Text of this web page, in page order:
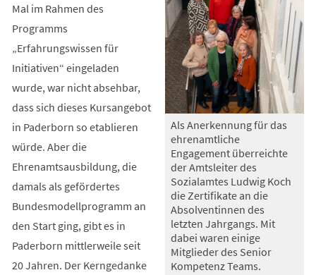
Als Anerkennung für das
ehrenamtliche
Engagement überreichte
der Amtsleiter des
Sozialamtes Ludwig Koch
die Zertifikate an die
Absolventinnen des
letzten Jahrgangs. Mit
dabei waren einige
Mitglieder des Senior
Kompetenz Teams.
Mal im Rahmen des
Programms
„Erfahrungswissen für
Initiativen“ eingeladen
wurde, war nicht absehbar,
dass sich dieses Kursangebot
in Paderborn so etablieren
würde. Aber die
Ehrenamtsausbildung, die
damals als gefördertes
Bundesmodellprogramm an
den Start ging, gibt es in
Paderborn mittlerweile seit
20 Jahren. Der Kerngedanke